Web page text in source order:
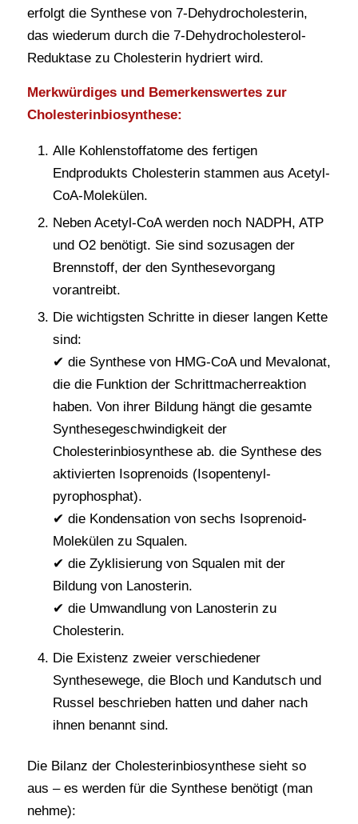
erfolgt die Synthese von 7-Dehydrocholesterin,
das wiederum durch die 7-Dehydrocholesterol-
Reduktase zu Cholesterin hydriert wird.
Merkwürdiges und Bemerkenswertes zur
Cholesterinbiosynthese:
Alle Kohlenstoffatome des fertigen
Endprodukts Cholesterin stammen aus Acetyl-
CoA-Molekülen.
Neben Acetyl-CoA werden noch NADPH, ATP
und O2 benötigt. Sie sind sozusagen der
Brennstoff, der den Synthesevorgang
vorantreibt.
Die wichtigsten Schritte in dieser langen Kette
sind:
✔ die Synthese von HMG-CoA und Mevalonat,
die die Funktion der Schrittmacherreaktion
haben. Von ihrer Bildung hängt die gesamte
Synthesegeschwindigkeit der
Cholesterinbiosynthese ab. die Synthese des
aktivierten Isoprenoids (Isopentenyl-
pyrophosphat).
✔ die Kondensation von sechs Isoprenoid-
Molekülen zu Squalen.
✔ die Zyklisierung von Squalen mit der
Bildung von Lanosterin.
✔ die Umwandlung von Lanosterin zu
Cholesterin.
Die Existenz zweier verschiedener
Synthesewege, die Bloch und Kandutsch und
Russel beschrieben hatten und daher nach
ihnen benannt sind.
Die Bilanz der Cholesterinbiosynthese sieht so
aus – es werden für die Synthese benötigt (man
nehme):